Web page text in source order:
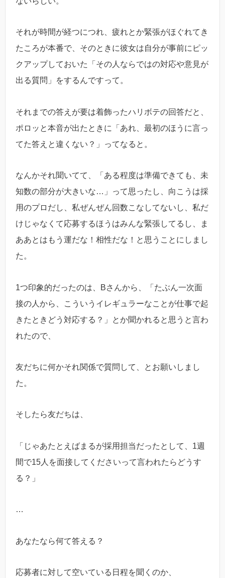
それが時間が経つにつれ、疲れとか緊張がほぐれてき
たころが本番で、そのときに彼女は自分が事前にピッ
クアップしておいた「その人ならではの対応や意見が
出る質問」をするんですって。
それまでの答えが要は着飾ったハリボテの回答だと、
ポロッと本音が出たときに「あれ、最初のほうに言っ
てた答えと違くない？」ってなると。
なんかそれ聞いてて、「ある程度は準備できても、未
知数の部分が大きいな…」って思ったし、向こうは採
用のプロだし、私ぜんぜん回数こなしてないし、私だ
けじゃなくて応募するほうはみんな緊張してるし、ま
ああとはもう運だな！相性だな！と思うことにしまし
た。
1つ印象的だったのは、Bさんから、「たぶん一次面
接の人から、こういうイレギュラーなことが仕事で起
きたときどう対応する？」とか聞かれると思うと言わ
れたので、
友だちに何かそれ関係で質問して、とお願いしまし
た。
そしたら友だちは、
「じゃあたとえばまるが採用担当だったとして、1週
間で15人を面接してくださいって言われたらどうす
る？」
…
あなたなら何て答える？
応募者に対して空いている日程を聞くのか、